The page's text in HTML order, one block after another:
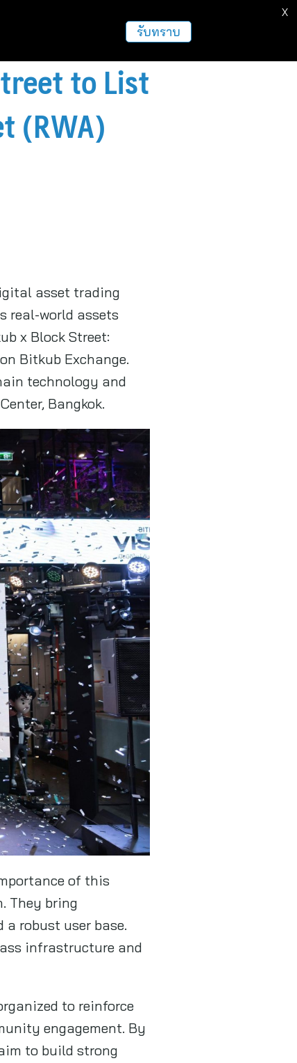
ฝากข่าวประชาสัมพันธ์
to List
(RWA)
asset trading
real-world assets
x Block Street:
Bitkub Exchange.
technology and
Bangkok.
of this
They bring
robust user base.
infrastructure and
to reinforce
engagement. By
to build strong
รับทราบ
X